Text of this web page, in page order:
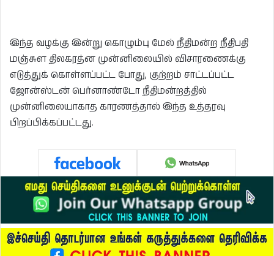
இந்த வழக்கு இன்று கொழும்பு மேல் நீதிமன்ற நீதிபதி
மஞ்சுள திலகரத்ன முன்னிலையில் விசாரணைக்கு
எடுத்துக் கொள்ளப்பட்ட போது, குற்றம் சாட்டப்பட்ட
ஜோன்ஸ்டன் பெர்னாண்டோ நீதிமன்றத்தில்
முன்னிலையாகாத காரணத்தால் இந்த உத்தரவு
பிறப்பிக்கப்பட்டது.